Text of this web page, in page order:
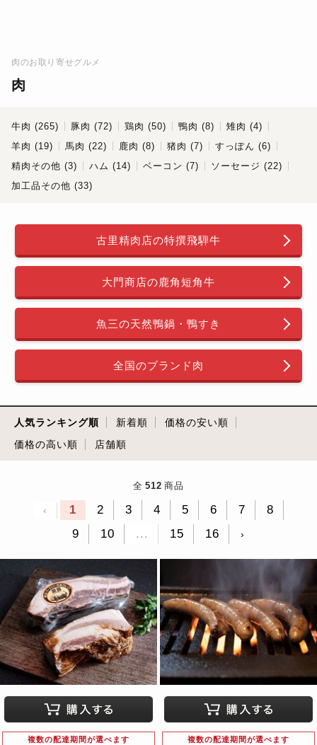
肉のお取り寄せグルメ
肉
牛肉 (265) 豚肉 (72) 鶏肉 (50) 鴨肉 (8)
雉肉 (4)
羊肉 (19)
馬肉 (22) 鹿肉 (8) 猪肉 (7)
すっぽん (6)
精肉その他 (3)
ハム (14) ベーコン (7)
ソーセージ (22)
加工品その他 (33)
古里精肉店の特撰飛騨牛
大門商店の鹿角短角牛
魚三の天然鴨鍋・鴨すき
全国のブランド肉
人気ランキング順 新着順
価格の安い順
価格の高い順
店舗順
全 512 商品
‹ 1 2 3 4 5 6 7
8
9
10 ... 15 16 ›
複数の配達期間が選べます 複数の配達期間が選べます